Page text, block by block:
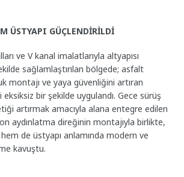
ÜSTYAPI GÜÇLENDİRİLDİ
ve V kanal imalatlarıyla altyapısı
sağlamlaştırılan bölgede; asfalt
montajı ve yaya güvenliğini artıran
bir şekilde uygulandı. Gece sürüş
artırmak amacıyla alana entegre edilen
aydınlatma direğinin montajıyla birlikte,
de üstyapı anlamında modern ve
kavuştu.